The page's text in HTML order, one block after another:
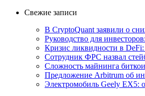
Свежие записи
В CryptoQuant заявили о
Руководство для
Кризис ликвидности в
Сотрудник ФРС назвал
Сложность майнинга
Предложение Arbitrum об
Электромобиль Geely EX5: